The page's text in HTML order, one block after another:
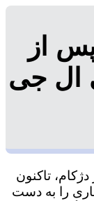
از
ال جی
تاکنون
را به دست